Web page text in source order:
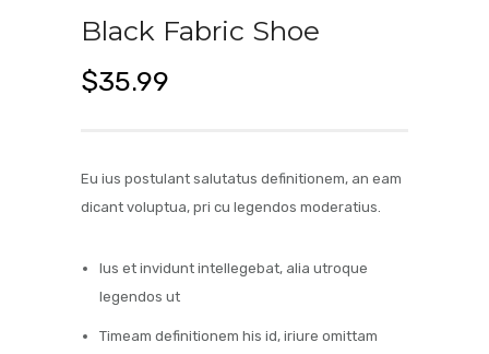
Black Fabric Shoe
$35.99
Eu ius postulant salutatus definitionem, an eam
dicant voluptua, pri cu legendos moderatius.
Ius et invidunt intellegebat, alia utroque
legendos ut
Timeam definitionem his id, iriure omittam